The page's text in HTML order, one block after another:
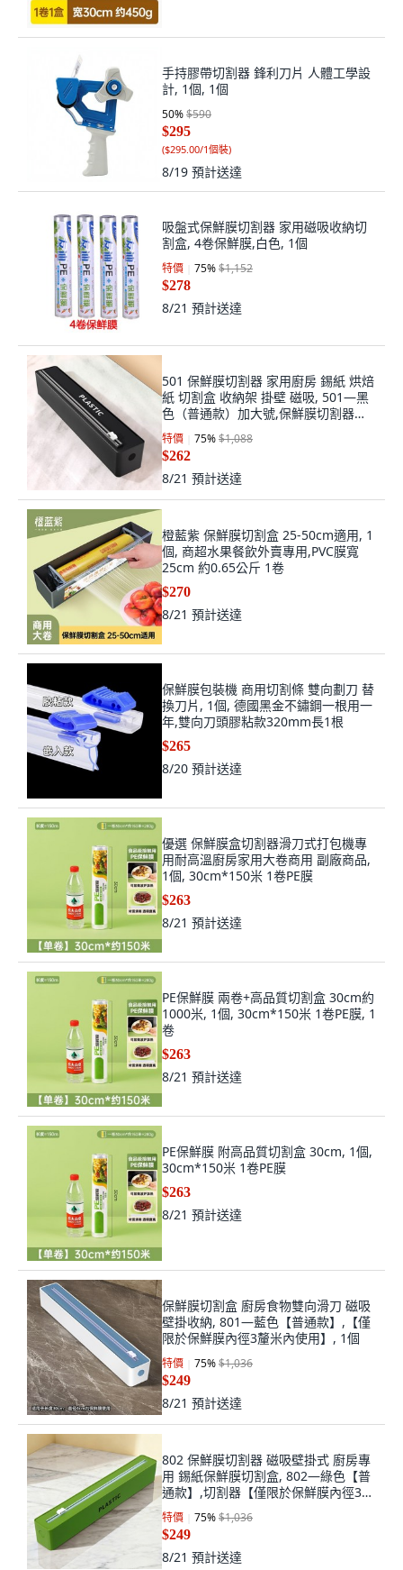
手持膠帶切割器 鋒利刀片 人體工學設
計, 1個, 1個
50%$590
$295
($295.00/1個裝)
8/19 預計送達
吸盤式保鮮膜切割器 家用磁吸收納切
割盒, 4卷保鮮膜,白色, 1個
特價 75%$1,152
$278
8/21 預計送達
501 保鮮膜切割器 家用廚房 錫紙 烘焙
紙 切割盒 收納架 掛壁 磁吸, 501—黑
色（普通款）加大號,保鮮膜切割器
【501】, 1個
特價 75%$1,088
$262
8/21 預計送達
橙藍紫 保鮮膜切割盒 25-50cm適用, 1
個, 商超水果餐飲外賣專用,PVC膜寬
25cm 約0.65公斤 1卷
$270
8/21 預計送達
保鮮膜包裝機 商用切割條 雙向劃刀 替
換刀片, 1個, 德國黑金不鏽鋼一根用一
年,雙向刀頭膠粘款320mm長1根
$265
8/20 預計送達
優選 保鮮膜盒切割器滑刀式打包機專
用耐高溫廚房家用大卷商用 副廠商品,
1個, 30cm*150米 1卷PE膜
$263
8/21 預計送達
PE保鮮膜 兩卷+高品質切割盒 30cm約
1000米, 1個, 30cm*150米 1卷PE膜, 1
卷
$263
8/21 預計送達
PE保鮮膜 附高品質切割盒 30cm, 1個,
30cm*150米 1卷PE膜
$263
8/21 預計送達
保鮮膜切割盒 廚房食物雙向滑刀 磁吸
壁掛收納, 801—藍色【普通款】,【僅
限於保鮮膜內徑3釐米內使用】, 1個
特價 75%$1,036
$249
8/21 預計送達
802 保鮮膜切割器 磁吸壁掛式 廚房專
用 錫紙保鮮膜切割盒, 802—綠色【普
通款】,切割器【僅限於保鮮膜內徑3釐
米內使用】, 1個
特價 75%$1,036
$249
8/21 預計送達